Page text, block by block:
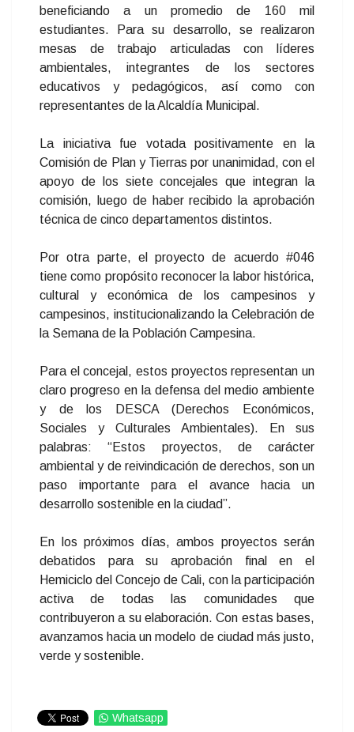
beneficiando a un promedio de 160 mil
estudiantes. Para su desarrollo, se realizaron
mesas de trabajo articuladas con líderes
ambientales, integrantes de los sectores
educativos y pedagógicos, así como con
representantes de la Alcaldía Municipal.
La iniciativa fue votada positivamente en la
Comisión de Plan y Tierras por unanimidad, con el
apoyo de los siete concejales que integran la
comisión, luego de haber recibido la aprobación
técnica de cinco departamentos distintos.
Por otra parte, el proyecto de acuerdo #046
tiene como propósito reconocer la labor histórica,
cultural y económica de los campesinos y
campesinos, institucionalizando la Celebración de
la Semana de la Población Campesina.
Para el concejal, estos proyectos representan un
claro progreso en la defensa del medio ambiente
y de los DESCA (Derechos Económicos,
Sociales y Culturales Ambientales). En sus
palabras: “Estos proyectos, de carácter
ambiental y de reivindicación de derechos, son un
paso importante para el avance hacia un
desarrollo sostenible en la ciudad”.
En los próximos días, ambos proyectos serán
debatidos para su aprobación final en el
Hemiciclo del Concejo de Cali, con la participación
activa de todas las comunidades que
contribuyeron a su elaboración. Con estas bases,
avanzamos hacia un modelo de ciudad más justo,
verde y sostenible.
Whatsapp